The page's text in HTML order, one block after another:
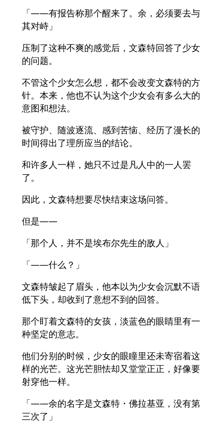
「——有报告称那个醒来了。余，必须要去与
其对峙」
压制了这种不爽的感觉后，文森特回答了少女
的问题。
不管这个少女怎么想，都不会改变文森特的方
针。本来，他也不认为这个少女会有多么大的
意图和想法。
被守护、随波逐流、感到苦恼、经历了漫长的
时间得出了理所应当的结论。
和许多人一样，她只不过是凡人中的一人罢
了。
因此，文森特想要尽快结束这场问答。
但是——
「那个人，并不是埃布尔先生的敌人」
「——什么？」
文森特皱起了眉头，他本以为少女会沉默不语
低下头，却收到了意想不到的回答。
那个盯着文森特的女孩，淡蓝色的眼睛里有一
种坚定的意志。
他们分别的时候，少女的眼瞳里还未寄宿着这
样的光芒。这光芒胆怯却又堂堂正正，好像要
射穿他一样。
「——余的名字是文森特・佛拉基亚，没有第
三次了」